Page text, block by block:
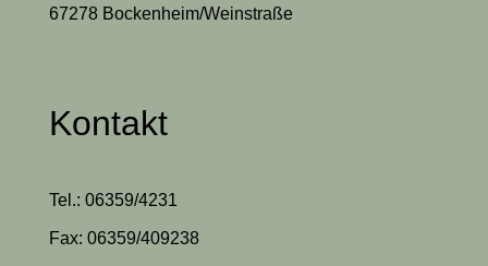
67278 Bockenheim/Weinstraße
Kontakt
Tel.: 06359/4231
Fax: 06359/409238